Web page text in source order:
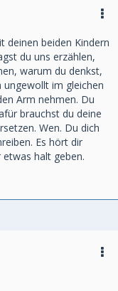
deinen beiden Kindern
du uns erzählen,
warum du denkst,
ungewollt im gleichen
Arm nehmen. Du
brauchst du deine
Wen. Du dich
Es hört dir
halt geben.